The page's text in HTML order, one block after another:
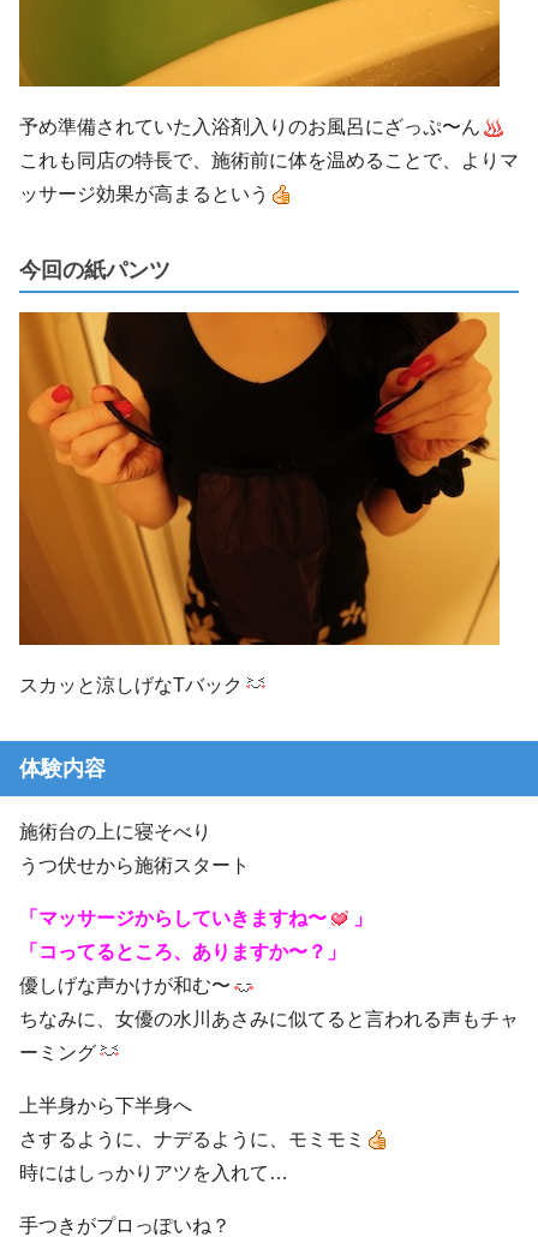
予め準備されていた入浴剤入りのお風呂にざっぷ〜ん
これも同店の特長で、施術前に体を温めることで、よりマ
ッサージ効果が高まるという
今回の紙パンツ
スカッと涼しげなTバック
体験内容
施術台の上に寝そべり
うつ伏せから施術スタート
「マッサージからしていきますね〜
」
「コってるところ、ありますか〜？」
優しげな声かけが和む〜
ちなみに、女優の水川あさみに似てると言われる声もチャ
ーミング
上半身から下半身へ
さするように、ナデるように、モミモミ
時にはしっかりアツを入れて…
手つきがプロっぽいね？